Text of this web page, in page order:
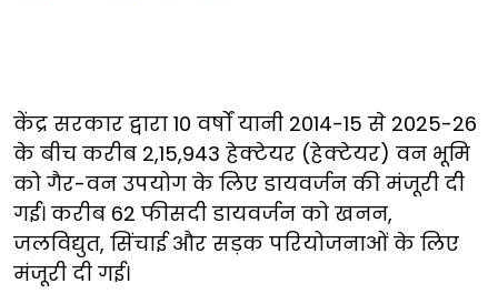
केंद्र सरकार द्वारा 10 वर्षों यानी 2014-15 से 2025-26
के बीच करीब 2,15,943 हेक्टेयर (हेक्टेयर) वन भूमि
को गैर-वन उपयोग के लिए डायवर्जन की मंजूरी दी
गई। करीब 62 फीसदी डायवर्जन को खनन,
जलविद्युत, सिंचाई और सड़क परियोजनाओं के लिए
मंजूरी दी गई।